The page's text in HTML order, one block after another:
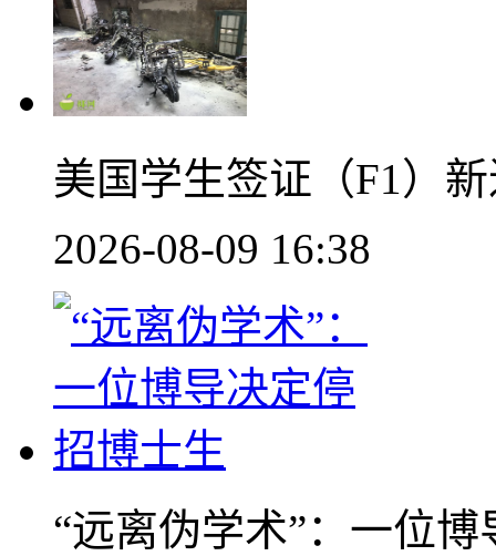
美国学生签证（F1）
2026-08-09 16:38
“远离伪学术”：一位